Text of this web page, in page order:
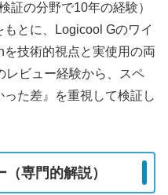
証の分野で10年の経験）
とに、Logicool Gのワイ
技術的視点と実使用の両
レビュー経験から、スペ
た差』を重視して検証し
専門的解説）